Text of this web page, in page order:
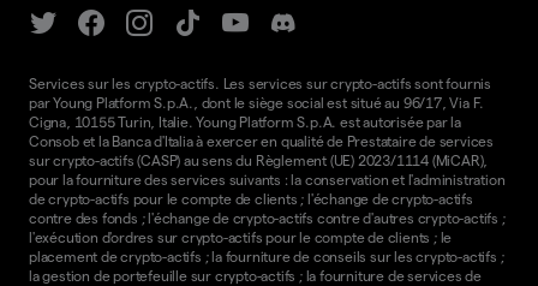
Services sur les crypto-actifs. Les services sur crypto-actifs sont fournis
par Young Platform S.p.A., dont le siège social est situé au 96/17, Via F.
Cigna, 10155 Turin, Italie. Young Platform S.p.A. est autorisée par la
Consob et la Banca d'Italia à exercer en qualité de Prestataire de services
sur crypto-actifs (CASP) au sens du Règlement (UE) 2023/1114 (MiCAR),
pour la fourniture des services suivants : la conservation et l'administration
de crypto-actifs pour le compte de clients ; l'échange de crypto-actifs
contre des fonds ; l'échange de crypto-actifs contre d'autres crypto-actifs ;
l'exécution d'ordres sur crypto-actifs pour le compte de clients ; le
placement de crypto-actifs ; la fourniture de conseils sur les crypto-actifs ;
la gestion de portefeuille sur crypto-actifs ; la fourniture de services de